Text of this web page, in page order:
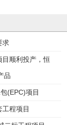
求
顺利投产，恒
品
(EPC)项目
程项目